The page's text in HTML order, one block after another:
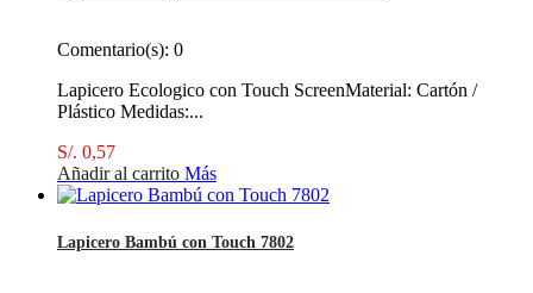
Comentario(s): 0
Lapicero Ecologico con Touch ScreenMaterial: Cartón /
Plástico Medidas:...
S/. 0,57
Añadir al carrito Más
Lapicero Bambú con Touch 7802